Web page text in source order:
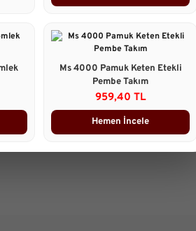
Ms 4000 Pamuk Keten Etekli
Pembe Takım
959,40 TL
Hemen İncele
Önerileriniz
Bu ürünün fiyat bilgisi, resim,
Görüş ve önerileriniz için
Ürün resmi kalitesiz, bozuk